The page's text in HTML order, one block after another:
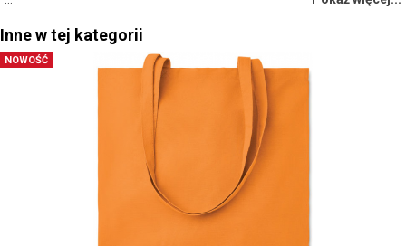
Inne w tej kategorii
NOWOŚĆ